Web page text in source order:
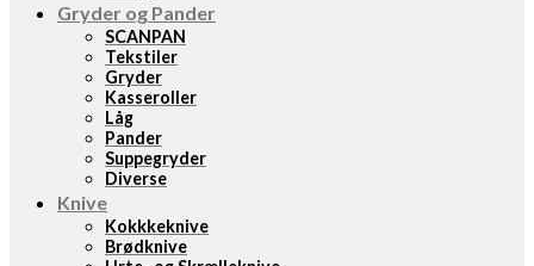
Gryder og Pander
SCANPAN
Tekstiler
Gryder
Kasseroller
Låg
Pander
Suppegryder
Diverse
Knive
Kokkkeknive
Brødknive